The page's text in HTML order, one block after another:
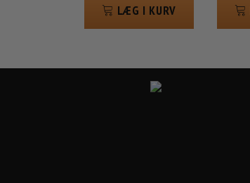
LÆG I KURV